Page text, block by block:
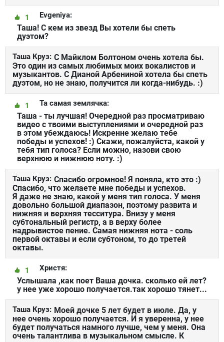
Evgeniya:
1
Таша! С кем из звезд Вы хотели бы спеть
дуэтом?
Таша Круз: С Майклом Болтоном очень хотела бы.
Это один из самых любимых моих вокалистов и
музыкантов. С Дианой Арбениной хотела бы спеть
дуэтом, но не знаю, получится ли когда-нибудь. :)
Та самая землячка:
1
Таша - ты лучшая! Очередной раз просматриваю
видео с твоими выступлениями и очередной раз
в этом убеждаюсь! Искренне желаю тебе
победы и успехов! :) Скажи, пожалуйста, какой у
тебя тип голоса? Если можно, назови свою
верхнюю и нижнюю ноту. :)
Таша Круз: Спасибо огромное! Я поняла, кто это :)
Спасибо, что желаете мне победы и успехов.
Я даже не знаю, какой у меня тип голоса. У меня
довольно большой диапазон, поэтому развита и
нижняя и верхняя тесситура. Внизу у меня
субтональный регистр, а в верху более
надрывистое пение. Самая нижняя нота - соль
первой октавы и если субтоном, то до третей
октавы.
Христя:
1
Услышала ,как поет Ваша дочка. сколько ей лет?
у нее уже хорошо получается.так хорошо тянет...
Таша Круз: Моей дочке 5 лет будет в июле. Да, у
нее очень хорошо получается. И я уверенна, у нее
будет получаться намного лучше, чем у меня. Она
очень талантлива в музыкальном смысле. К